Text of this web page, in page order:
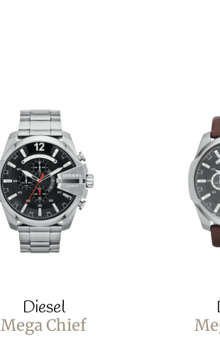
Diesel
Mega Chief